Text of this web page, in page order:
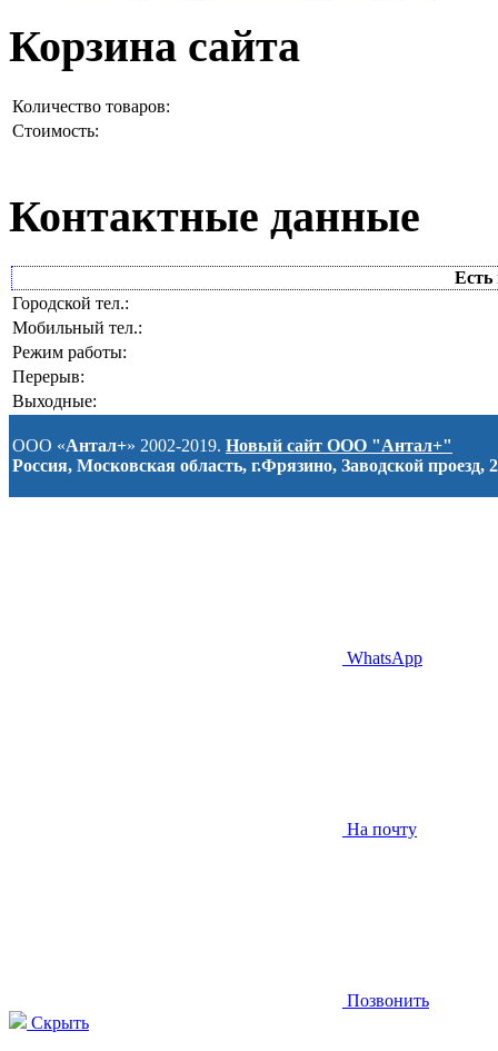
Корзина сайта
Количество товаров:
Стоимость:
Контактные данные
Есть
Городской тел.:
Мобильный тел.:
Режим работы:
Перерыв:
Выходные:
ООО «Антал+» 2002-2019. Новый сайт ООО "Антал+"
Россия, Московская область, г.Фрязино, Заводской проезд, 2
WhatsApp
На почту
Позвонить
Скрыть